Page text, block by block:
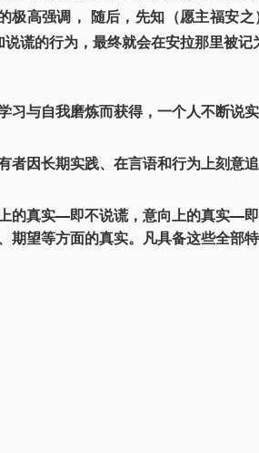
极高强调， 随后，先知（愿主福安
谎的行为，最终就会在安拉那里被记
习与自我磨炼而获得，一个人不断
者因长期实践、在言语和行为上刻意
的真实—即不说谎，意向上的真实—
期望等方面的真实。凡具备这些全部